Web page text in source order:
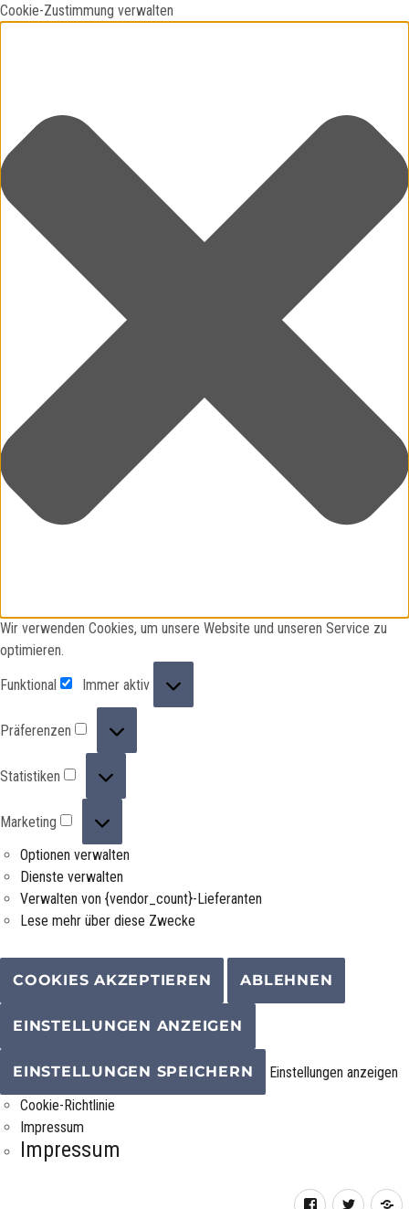
Cookie-Zustimmung verwalten
Wir verwenden Cookies, um unsere Website und unseren Service zu
optimieren.
Funktional
Immer aktiv
Präferenzen
Statistiken
Marketing
Optionen verwalten
Dienste verwalten
Verwalten von {vendor_count}-Lieferanten
Lese mehr über diese Zwecke
COOKIES AKZEPTIEREN ABLEHNEN
EINSTELLUNGEN ANZEIGEN
EINSTELLUNGEN SPEICHERN
Einstellungen anzeigen
Cookie-Richtlinie
Impressum
Impressum
FacebookTwitter